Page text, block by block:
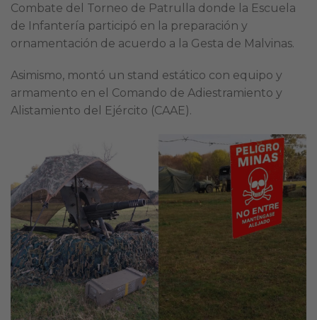
Combate del Torneo de Patrulla donde la Escuela
de Infantería participó en la preparación y
ornamentación de acuerdo a la Gesta de Malvinas.
Asimismo, montó un stand estático con equipo y
armamento en el Comando de Adiestramiento y
Alistamiento del Ejército (CAAE).